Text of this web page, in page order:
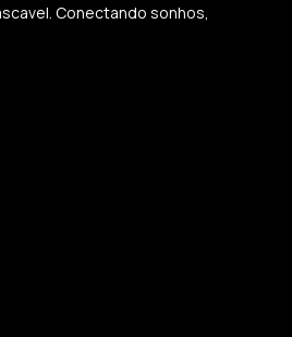
Conectando sonhos,